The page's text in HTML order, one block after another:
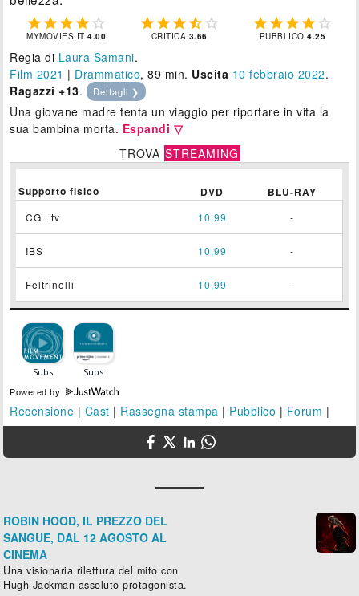
    
MYMOVIES.IT4.00
    
CRITICA 3.66
    
PUBBLICO4.25
Regia di Laura Samani.
Film 2021 | Drammatico, 89 min. Uscita 10 febbraio 2022.
Ragazzi +13. Dettagli ❯
Una giovane madre tenta un viaggio per riportare in vita la
sua bambina morta. Espandi ▽
TROVA STREAMING
Supporto fisico DVD BLU-RAY
CG | tv 10,99 -
IBS 10,99 -
Feltrinelli 10,99 -
Powered by
Recensione | Cast | Rassegna stampa | Pubblico | Forum |
ROBIN HOOD, IL PREZZO DEL
SANGUE, DAL 12 AGOSTO AL
CINEMA
Una visionaria rilettura del mito con
Hugh Jackman assoluto protagonista.